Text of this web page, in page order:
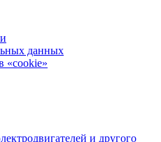
данных
«cookie»
и другого